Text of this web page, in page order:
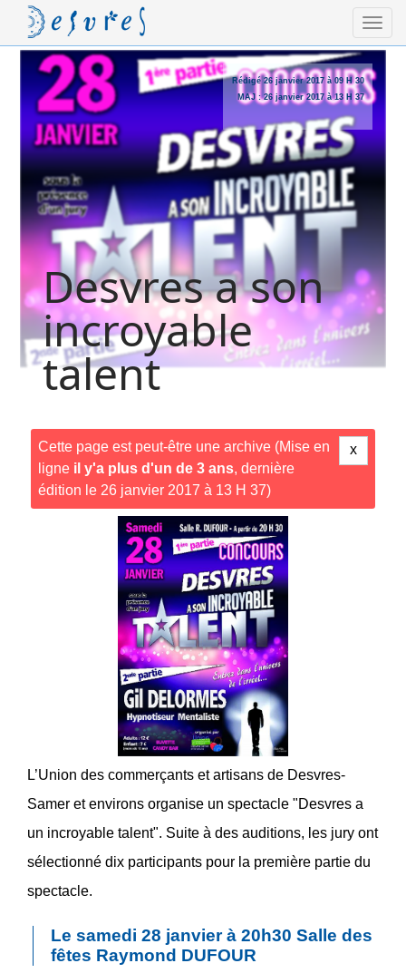
Rédigé 26 janvier 2017 à 09 H 30
MAJ :26 janvier 2017 à 13 H 37
Desvres a son
incroyable
talent
x
Cette page est peut-être une archive (Mise en
ligne il y'a plus d'un de 3 ans, dernière
édition le 26 janvier 2017 à 13 H 37)
L’Union des commerçants et artisans de Desvres-
Samer et environs organise un spectacle "Desvres a
un incroyable talent". Suite à des auditions, les jury ont
sélectionné dix participants pour la première partie du
spectacle.
Le samedi 28 janvier à 20h30 Salle des
fêtes Raymond DUFOUR